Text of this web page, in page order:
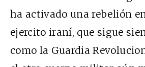
ha activado una rebelión
ejercito iraní, que sigue
como la Guardia